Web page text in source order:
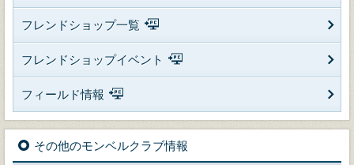
フレンドショップ一覧
フレンドショップイベント
フィールド情報
その他のモンベルクラブ情報